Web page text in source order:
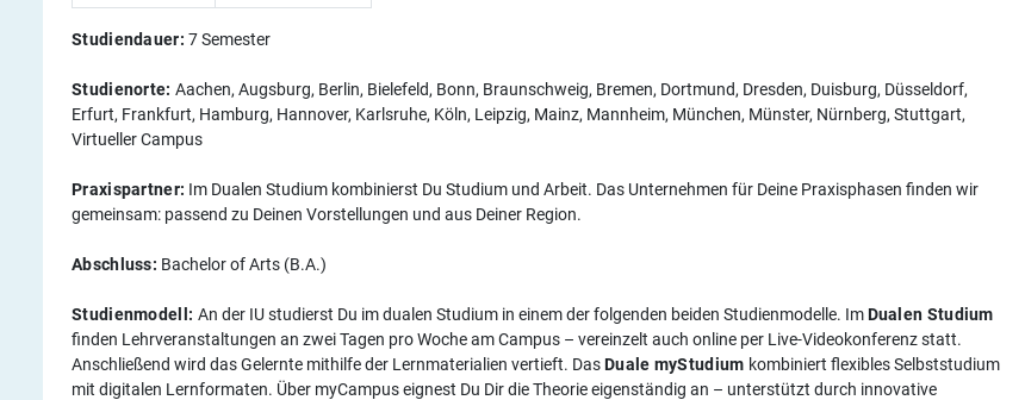
Studiendauer: 7 Semester
Studienorte: Aachen, Augsburg, Berlin, Bielefeld, Bonn, Braunschweig, Bremen, Dortmund, Dresden, Duisburg, Düsseldorf,
Erfurt, Frankfurt, Hamburg, Hannover, Karlsruhe, Köln, Leipzig, Mainz, Mannheim, München, Münster, Nürnberg, Stuttgart,
Virtueller Campus
Praxispartner: Im Dualen Studium kombinierst Du Studium und Arbeit. Das Unternehmen für Deine Praxisphasen finden wir
gemeinsam: passend zu Deinen Vorstellungen und aus Deiner Region.
Abschluss: Bachelor of Arts (B.A.)
Studienmodell: An der IU studierst Du im dualen Studium in einem der folgenden beiden Studienmodelle. ImDualen Studium
finden Lehrveranstaltungen an zwei Tagen pro Woche am Campus – vereinzelt auch online per Live-Videokonferenz statt.
Anschließend wird das Gelernte mithilfe der Lernmaterialien vertieft. DasDuale myStudium kombiniert flexibles Selbststudium
mit digitalen Lernformaten. Über myCampus eignest Du Dir die Theorie eigenständig an – unterstützt durch innovative